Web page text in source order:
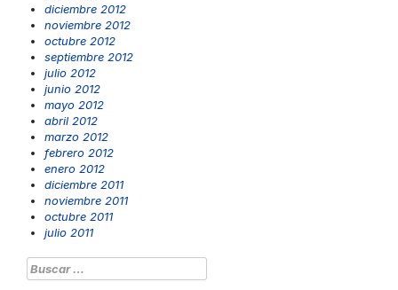
diciembre 2012
noviembre 2012
octubre 2012
septiembre 2012
julio 2012
junio 2012
mayo 2012
abril 2012
marzo 2012
febrero 2012
enero 2012
diciembre 2011
noviembre 2011
octubre 2011
julio 2011
Buscar: